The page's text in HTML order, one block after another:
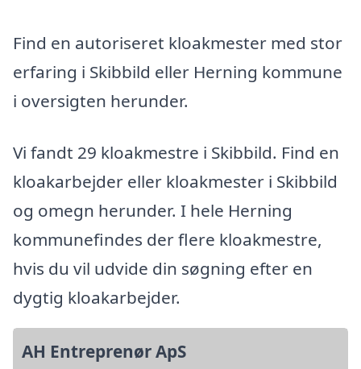
Find en autoriseret kloakmester med stor
erfaring i Skibbild eller Herning kommune
i oversigten herunder.
Vi fandt 29 kloakmestre i Skibbild. Find en
kloakarbejder eller kloakmester i Skibbild
og omegn herunder. I hele Herning
kommunefindes der flere kloakmestre,
hvis du vil udvide din søgning efter en
dygtig kloakarbejder.
AH Entreprenør ApS